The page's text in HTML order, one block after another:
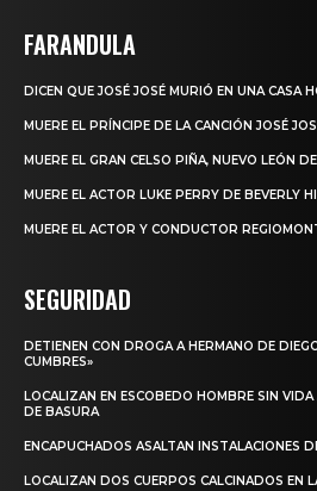
FARANDULA
DICEN QUE JOSÉ JOSÉ MURIÓ EN UNA CASA
MUERE EL PRÍNCIPE DE LA CANCIÓN JOSÉ
MUERE EL GRAN CELSO PIÑA, NUEVO LEÓN
MUERE EL ACTOR LUKE PERRY DE BEVERLY
MUERE EL ACTOR Y CONDUCTOR
SEGURIDAD
DETIENEN CON DROGA A HERMANO DE
CUMBRES»
LOCALIZAN EN ESCOBEDO HOMBRE SIN
DE BASURA
ENCAPUCHADOS ASALTAN INSTALACIONES
LOCALIZAN DOS CUERPOS CALCINADOS EN